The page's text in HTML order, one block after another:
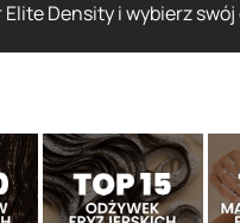
Elite Density i wybierz swój
Cyber Salon